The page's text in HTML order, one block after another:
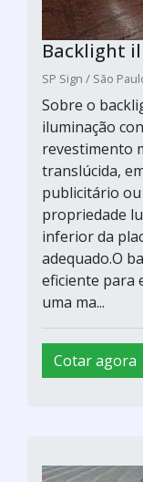
Backlight
SP Sign / São
Sobre o
iluminação
revestimento
translúcida,
publicitário
propriedade
inferior da
adequado.O
eficiente para
uma ma...
Cotar agora